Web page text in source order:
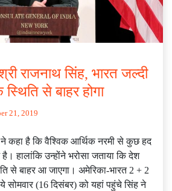
राजनाथ सिंह, भारत जल्दी
से बाहर होगा
21, 2019
ने कहा है कि वैश्विक आर्थिक नरमी से कुछ हद
हालांकि उन्होंने भरोसा जताया कि देश
से बाहर आ जाएगा। अमेरिका-भारत 2 + 2
सोमवार (16 दिसंबर) को यहां पहुंचे सिंह ने